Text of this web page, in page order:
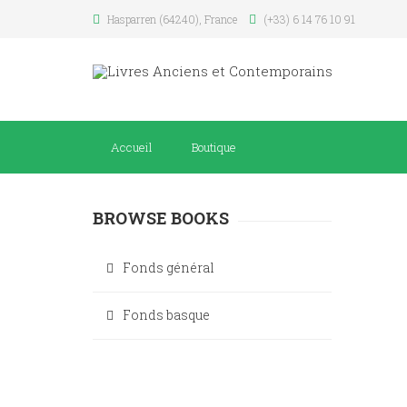
Hasparren (64240), France (+33) 6 14 76 10 91
Accueil Boutique
BROWSE BOOKS
Fonds général
Fonds basque